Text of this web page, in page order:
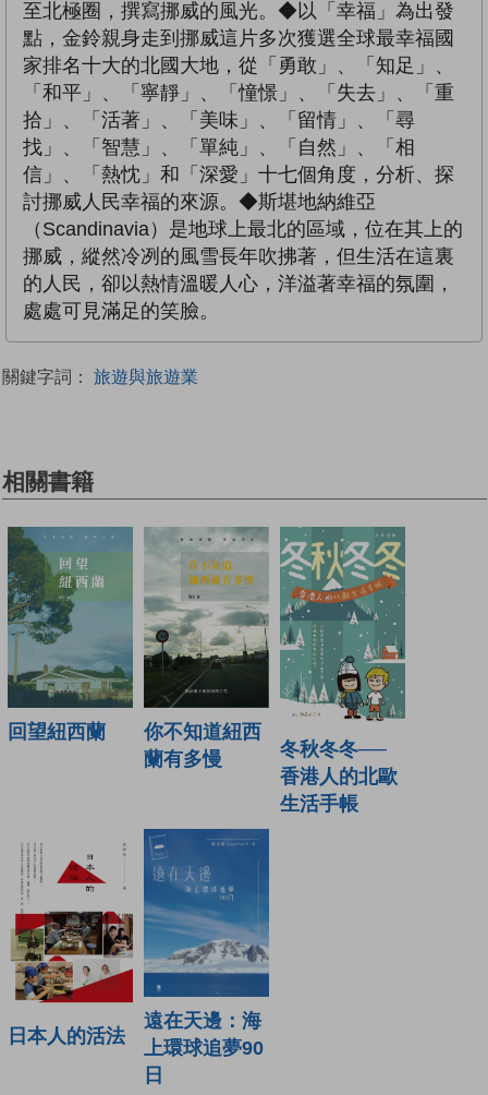
至北極圈，撰寫挪威的風光。◆以「幸福」為出發
點，金鈴親身走到挪威這片多次獲選全球最幸福國
家排名十大的北國大地，從「勇敢」、「知足」、
「和平」、「寧靜」、「憧憬」、「失去」、「重
拾」、「活著」、「美味」、「留情」、「尋
找」、「智慧」、「單純」、「自然」、「相
信」、「熱忱」和「深愛」十七個角度，分析、探
討挪威人民幸福的來源。◆斯堪地納維亞
（Scandinavia）是地球上最北的區域，位在其上的
挪威，縱然冷冽的風雪長年吹拂著，但生活在這裏
的人民，卻以熱情溫暖人心，洋溢著幸福的氛圍，
處處可見滿足的笑臉。
關鍵字詞： 旅遊與旅遊業
相關書籍
回望紐西蘭
你不知道紐西
蘭有多慢
冬秋冬冬──
香港人的北歐
生活手帳
日本人的活法
遠在天邊：海
上環球追夢90
日